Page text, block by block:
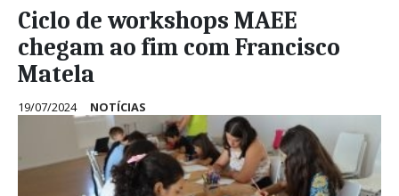
Ciclo de workshops MAEE
chegam ao fim com Francisco
Matela
19/07/2024 NOTÍCIAS